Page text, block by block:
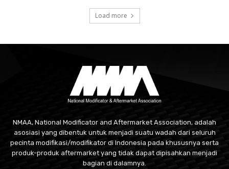
Load more
NMAA, National Modificator and Aftermarket Association, adalah
asosiasi yang dibentuk untuk menjadi suatu wadah dari seluruh
pecinta modifikasi/modifikator di Indonesia pada khususnya serta
produk-produk aftermarket yang tidak dapat dipisahkan menjadi
bagian di dalamnya.